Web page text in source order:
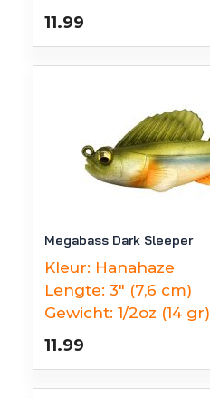
11.99
Megabass Dark Sleeper
Kleur: Hanahaze
Lengte: 3" (7,6 cm)
Gewicht: 1/2oz (14 gr)
11.99